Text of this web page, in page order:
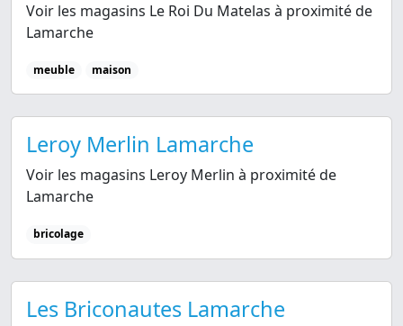
Voir les magasins Le Roi Du Matelas à proximité de
Lamarche
meuble maison
Leroy Merlin Lamarche
Voir les magasins Leroy Merlin à proximité de
Lamarche
bricolage
Les Briconautes Lamarche